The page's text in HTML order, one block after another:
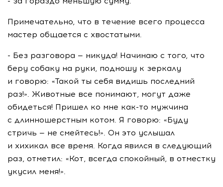
Примечательно, что в течение всего процесса
мастер общается с хвостатыми.
- Без разговора — никуда! Начинаю с того, что
беру собаку на руки, подношу к зеркалу
и говорю: «Такой ты себя видишь последний
раз!». Животные все понимают, могут даже
обидеться! Пришел ко мне как-то мужчина
с длинношерстным котом. Я говорю: «Буду
стричь — не смейтесь!». Он это услышал
и хихикал все время. Когда явился в следующий
раз, отметил: «Кот, всегда спокойный, в отместку
укусил меня!».